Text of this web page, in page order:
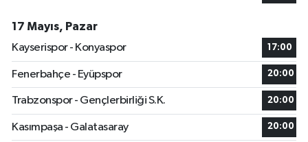
17 Mayıs, Pazar
Kayserispor - Konyaspor
17:00
Fenerbahçe - Eyüpspor 20:00
Trabzonspor - Gençlerbirliği S.K. 20:00
Kasımpaşa - Galatasaray 20:00